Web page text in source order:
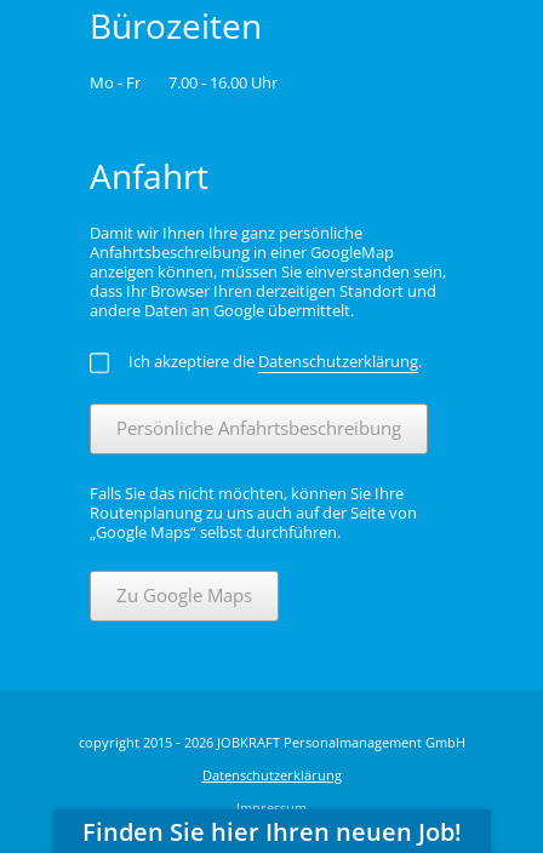
Bürozeiten
Mo - Fr 7.00 - 16.00 Uhr
Anfahrt
Damit wir Ihnen Ihre ganz persönliche
Anfahrtsbeschreibung in einer GoogleMap
anzeigen können, müssen Sie einverstanden sein,
dass Ihr Browser Ihren derzeitigen Standort und
andere Daten an Google übermittelt.
Ich akzeptiere die Datenschutzerklärung.
Persönliche Anfahrtsbeschreibung
Falls Sie das nicht möchten, können Sie Ihre
Routenplanung zu uns auch auf der Seite von
„Google Maps“ selbst durchführen.
Zu Google Maps
copyright 2015 - 2026 JOBKRAFT Personalmanagement GmbH
Datenschutzerklärung
Impressum
Finden Sie hier Ihren neuen Job!